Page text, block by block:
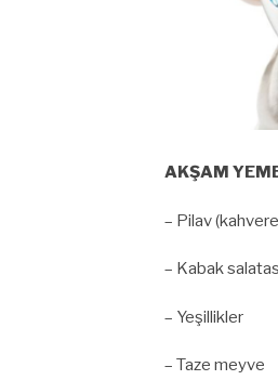
AKŞAM
– Pilav
– Kabak
– Yeşillikler
– Taze meyve